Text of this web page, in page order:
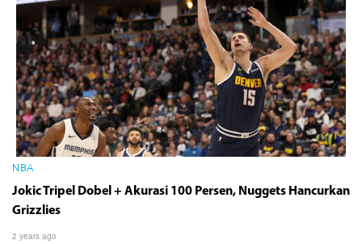
NBA
Jokic Tripel Dobel + Akurasi 100 Persen, Nuggets Hancurkan
Grizzlies
2 years ago